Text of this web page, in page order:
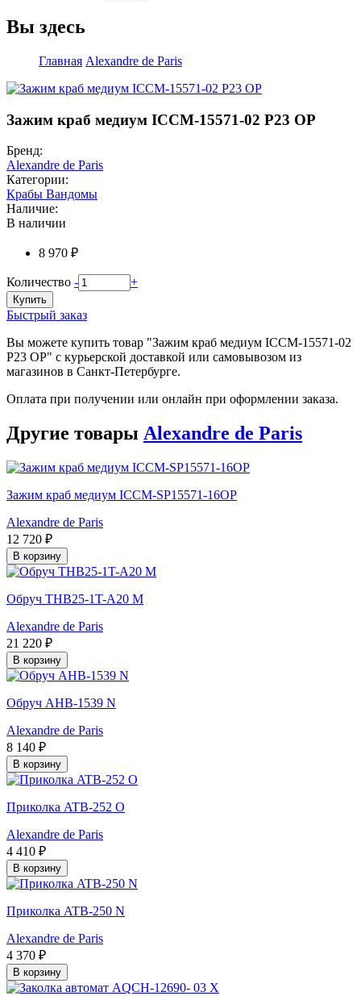
Вы здесь
Главная Alexandre de Paris
Зажим краб медиум ICCM-15571-02 P23 OP
Бренд:
Alexandre de Paris
Категории:
Крабы Вандомы
Наличие:
В наличии
8 970 ₽
Количество - +
Купить
Быстрый заказ
Вы можете купить товар "Зажим краб медиум ICCM-15571-02
P23 OP" с курьерской доставкой или самовывозом из
магазинов в Санкт-Петербурге.
Оплата при получении или онлайн при оформлении заказа.
Другие товары Alexandre de Paris
Зажим краб медиум ICCM-SP15571-16OP
Alexandre de Paris
12 720 ₽
В корзину
Обруч THB25-1T-A20 M
Alexandre de Paris
21 220 ₽
В корзину
Обруч AHB-1539 N
Alexandre de Paris
8 140 ₽
В корзину
Приколка ATB-252 O
Alexandre de Paris
4 410 ₽
В корзину
Приколка ATB-250 N
Alexandre de Paris
4 370 ₽
В корзину